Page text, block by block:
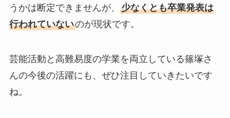
うかは断定できませんが、 少なくとも卒業発表は
行われていないのが現状です。
芸能活動と高難易度の学業を両立している篠塚さ
んの今後の活躍にも、ぜひ注目していきたいです
ね。